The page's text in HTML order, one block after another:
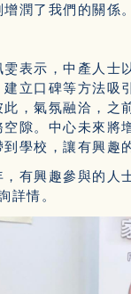
潤了我們的關係
雯表示，中產人
立口碑等方法
，氣氛融洽，
隙。中心未來
學校，讓有興趣
，有興趣參與的
詳情。